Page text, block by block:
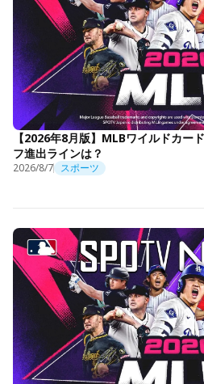
【2026年8月版】MLBワイルドカー
フ進出ラインは？
2026/8/7 スポーツ